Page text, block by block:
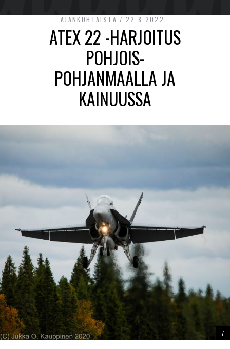
AJANKOHTAISTA 22.8.2022
ATEX 22 -HARJOITUS
POHJOIS-
POHJANMAALLA JA
KAINUUSSA